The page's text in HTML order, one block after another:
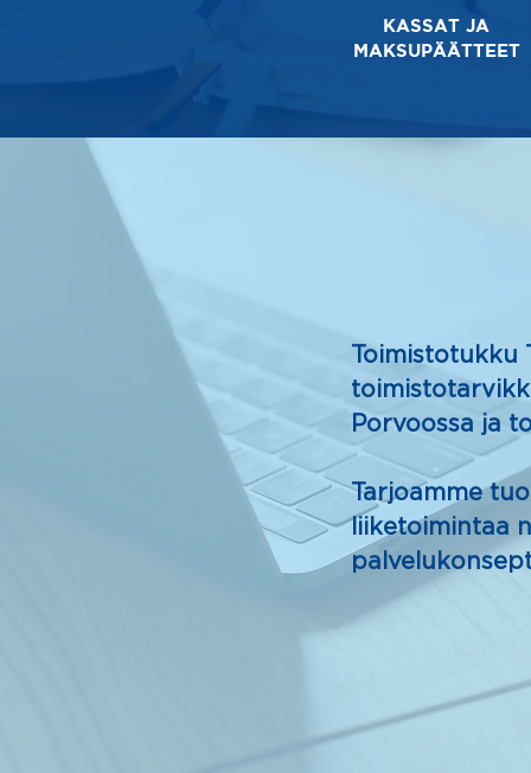
KASSAT JA
MAKSUPÄÄTTEET
Toimistotukku
Porvoossa ja
Tarjoamme
liiketoimintaa